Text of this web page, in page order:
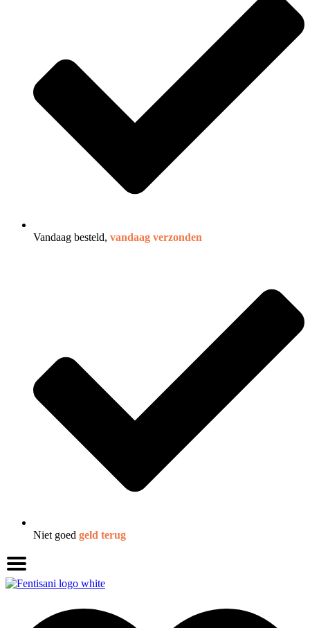
Vandaag besteld, vandaag verzonden
Niet goed geld terug